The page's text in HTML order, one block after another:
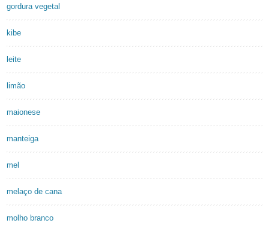
gordura vegetal
kibe
leite
limão
maionese
manteiga
mel
melaço de cana
molho branco